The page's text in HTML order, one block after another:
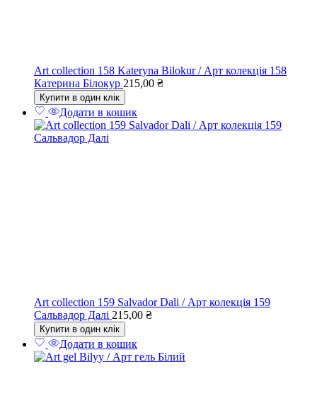
Art collection 158 Kateryna Bilokur / Арт колекція 158
Катерина Білокур 215,00 ₴
Купити в один клік
Додати в кошик
Art collection 159 Salvador Dali / Арт колекція 159
Сальвадор Далі 215,00 ₴
Купити в один клік
Додати в кошик